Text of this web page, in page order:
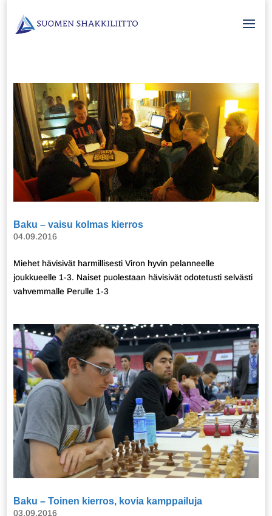
Baku – vaisu kolmas kierros
04.09.2016
Miehet hävisivät harmillisesti Viron hyvin pelanneelle
joukkueelle 1-3. Naiset puolestaan hävisivät odotetusti selvästi
vahvemmalle Perulle 1-3
Baku – Toinen kierros, kovia kamppailuja
03.09.2016